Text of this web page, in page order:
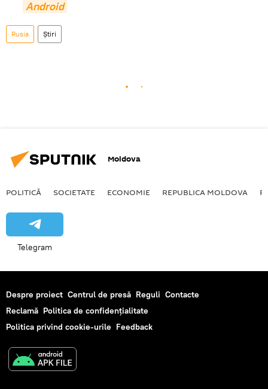
Android
Rusia Știri
Moldova
POLITICĂ SOCIETATE ECONOMIE REPUBLICA MOLDOVA
Telegram
Despre proiect Centrul de presă Reguli Contacte
Reclamă Politica de confidențialitate
Politica privind cookie-urile Feedback